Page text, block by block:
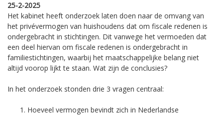
25-2-2025
Het kabinet heeft onderzoek laten doen naar de omvang van
het privévermogen van huishoudens dat om fiscale redenen is
ondergebracht in stichtingen. Dit vanwege het vermoeden dat
een deel hiervan om fiscale redenen is ondergebracht in
familiestichtingen, waarbij het maatschappelijke belang niet
altijd voorop lijkt te staan. Wat zijn de conclusies?
In het onderzoek stonden drie 3 vragen centraal:
Hoeveel vermogen bevindt zich in Nederlandse